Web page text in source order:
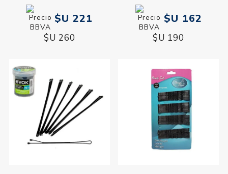
$U 221
$U 260
$U 162
$U 190